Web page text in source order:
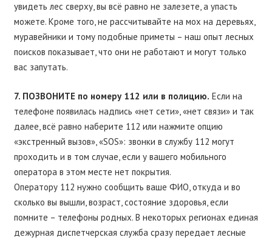
увидеть лес сверху, вы всё равно не залезете, а упасть
можете. Кроме того, не рассчитывайте на мох на деревьях,
муравейники и тому подобные приметы – наш опыт лесных
поисков показывает, что они не работают и могут только
вас запутать.
7. ПОЗВОНИТЕ по номеру 112 или в полицию. Если на
телефоне появилась надпись «нет сети», «нет связи» и так
далее, всё равно наберите 112 или нажмите опцию
«экстренный вызов», «SOS»: звонки в службу 112 могут
проходить и в том случае, если у вашего мобильного
оператора в этом месте нет покрытия.
Оператору 112 нужно сообщить ваше ФИО, откуда и во
сколько вы вышли, возраст, состояние здоровья, если
помните – телефоны родных. В некоторых регионах единая
дежурная диспетчерская служба сразу передает лесные